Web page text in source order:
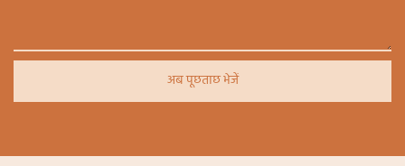
अब पूछताछ भेजें